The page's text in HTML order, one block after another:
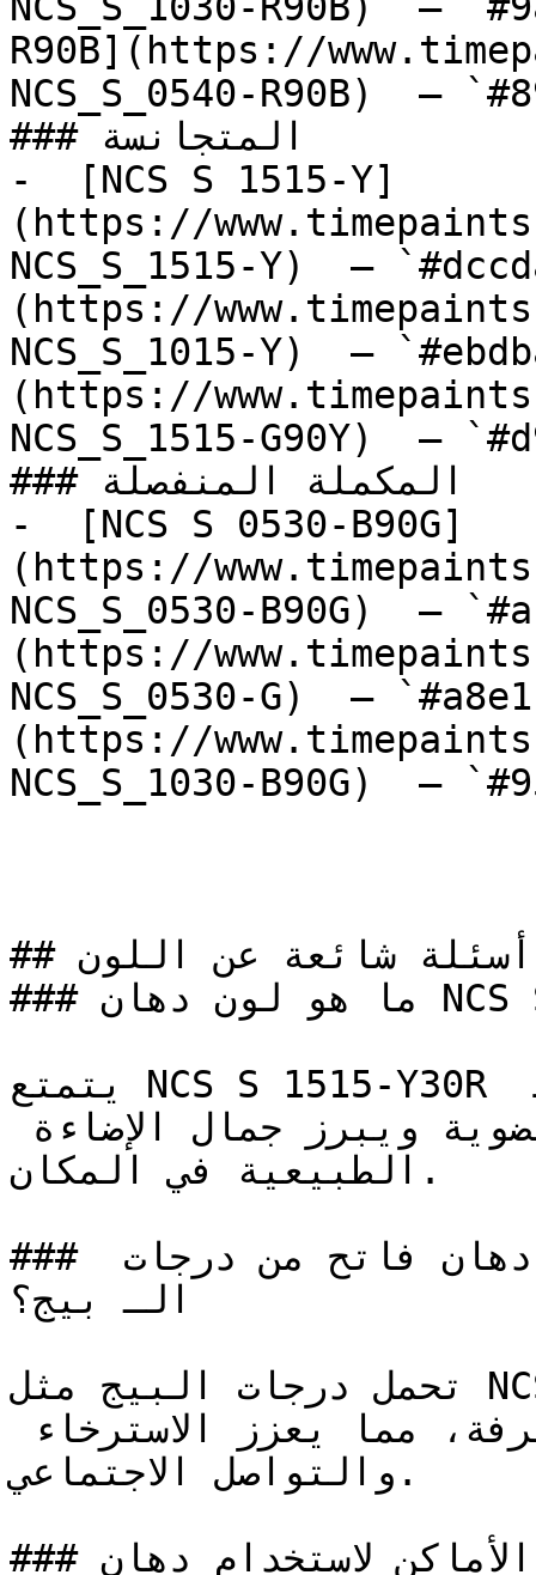
R90B](https://
NCS_S_0540-R90B)  —
### المتجانسة
-  [NCS S 1515-Y]
(https://
NCS_S_1515-Y)  —
(https://
NCS_S_1015-Y)  —
(https://
NCS_S_1515-G90Y)  —
### المكملة المنفصلة
-  [NCS S 0530-B90G]
(https://
NCS_S_0530-B90G)  —
(https://
NCS_S_0530-G)  —
(https://
NCS_S_1030-B90G)  —
## أسئلة شائعة عن اللون
### ما هو لون دهان NCS S 1515-Y30R بالتحديد؟
يتمتع NCS S 1515-Y30R بطابع رملي طبيعي يربط
الطبيعية في المكان.
### ما هي الأجواء التي يخلقها دهان فاتح من درجات
الـ بيج؟
تحمل درجات البيج مثل NCS S 1515-Y30R دفئاً لطيفاً
والتواصل الاجتماعي.
### ما هي أفضل الأماكن لاستخدام دهان NCS S 1515-Y30R